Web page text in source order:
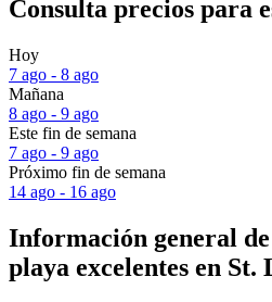
Consulta precios para
Hoy
7 ago - 8 ago
Mañana
8 ago - 9 ago
Este fin de semana
7 ago - 9 ago
Próximo fin de semana
14 ago - 16 ago
Información general de
playa excelentes en St.